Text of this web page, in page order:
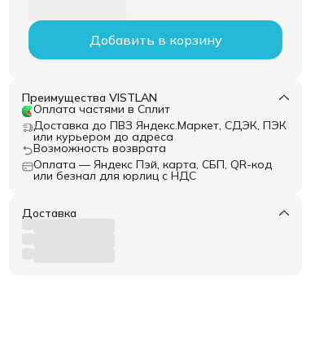
Добавить в корзину
Преимущества VISTLAN
Оплата частями в Сплит
Доставка до ПВЗ Яндекс.Маркет, СДЭК, ПЭК
или курьером до адреса
Возможность возврата
Оплата — Яндекс Пэй, карта, СБП, QR-код
или безнал для юрлиц с НДС
Доставка